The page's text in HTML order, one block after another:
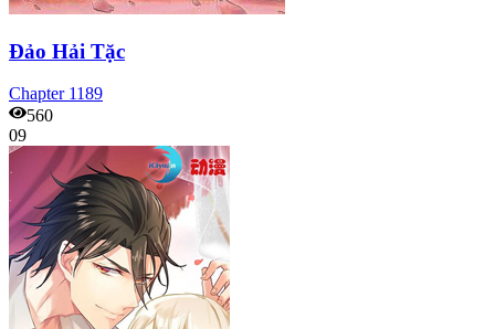
Đảo Hải Tặc
Chapter 1189
560
09